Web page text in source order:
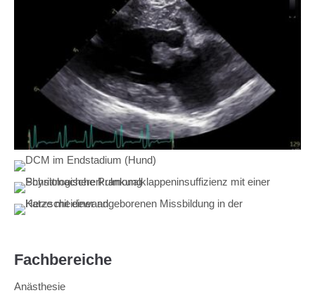
Fachbereiche
Anästhesie